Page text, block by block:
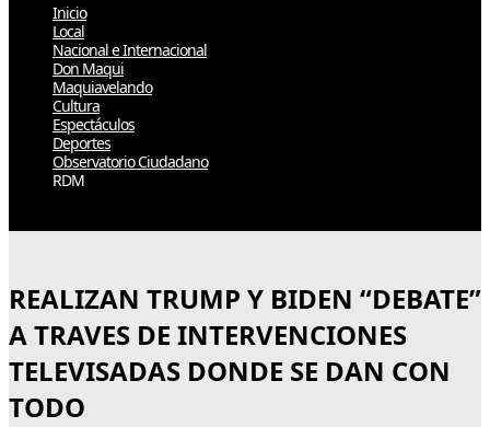
Inicio
Local
Nacional e Internacional
Don Maqui
Maquiavelando
Cultura
Espectáculos
Deportes
Observatorio Ciudadano
RDM
REALIZAN TRUMP Y BIDEN “DEBATE”
A TRAVES DE INTERVENCIONES
TELEVISADAS DONDE SE DAN CON
TODO